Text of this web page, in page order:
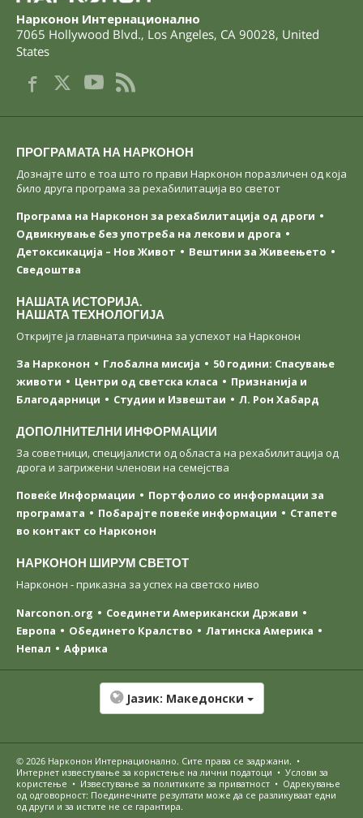
Нарконон Интернационално
7065 Hollywood Blvd., Los Angeles, CA 90028, United
States
ПРОГРАМАТА НА НАРКОНОН
Дознајте што е тоа што го прави Нарконон поразличен од која
било друга програма за рехабилитација во светот
Програма на Нарконон за рехабилитација од дроги
Одвикнување без употреба на лекови и дрога
Детоксикација – Нов Живот
Вештини за Живеењетo
Сведоштва
НАШАТА ИСТОРИЈА.
НАШАТА ТЕХНОЛОГИЈА
Откријте ја главната причина за успехот на Нарконон
За Нарконон
Глобална мисија
50 години: Спасување
животи
Центри од светска класa
Признанија и
Благодарници
Студии и Извештаи Л. Рон Хабард
ДОПОЛНИТЕЛНИ ИНФОРМАЦИИ
За советници, специјалисти од областа на рехабилитација од
дрога и загрижени членови на семејства
Повеќе Информации
Портфолио со информации за
програмата
Побарајте повеќе информации
Стапете
во контакт со Нарконон
НАРКОНОН ШИРУМ СВЕТОТ
Нарконон - приказна за успех на светско ниво
Narconon.org
Соединети Американски Држави
Европа
Обединето Кралство
Латинска Америка
Непал
Африка
Јазик: Македонски
© 2026 Нарконон Интернационално. Сите права се задржани. •
Интернет известување за користење на лични податоци • Услови за
користење • Известување за политиките за приватност • Одрекување
од одговорност: Поединечните резултати може да се разликуваат едни
од други и за истите не се гарантира.